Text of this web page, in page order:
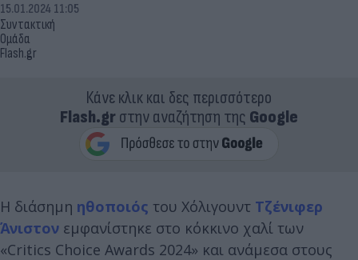
Συντακτική
Ομάδα
Flash.gr
15.01.2024 11:05
Κάνε κλικ και δες περισσότερο
Flash.grστην αναζήτηση της Google
Η διάσημη ηθοποιός του Χόλιγουντ Τζένιφερ
Άνιστον εμφανίστηκε στο κόκκινο χαλί των
«Critics Choice Awards 2024» και ανάμεσα στους